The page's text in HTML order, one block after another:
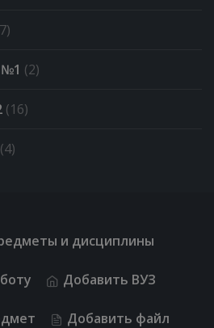
(2)
(16)
(4)
и дисциплины
Добавить ВУЗ
Добавить файл